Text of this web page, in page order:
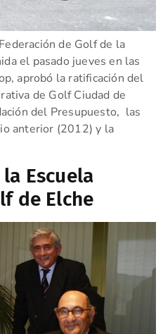
de Golf de la
el pasado jueves en las
aprobó la ratificación del
de Golf Ciudad de
del Presupuesto, las
anterior (2012) y la
Escuela
de Elche